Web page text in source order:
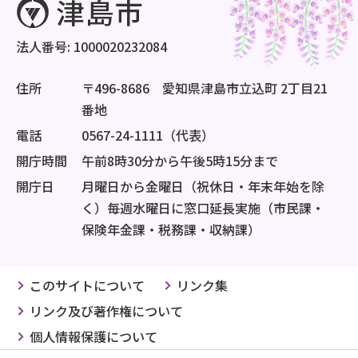
法人番号: 1000020232084
住所
〒496-8686 愛知県津島市立込町 2丁目21
番地
電話
0567-24-1111（代表）
開庁時間
午前8時30分から午後5時15分まで
開庁日
月曜日から金曜日（祝休日・年末年始を除
く）毎週水曜日に窓口延長実施（市民課・
保険年金課・税務課・収納課）
このサイトについて
リンク集
リンク及び著作権について
個人情報保護について